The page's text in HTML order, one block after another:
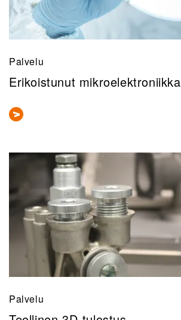
Palvelu
Erikoistunut mikroelektroniikka
Palvelu